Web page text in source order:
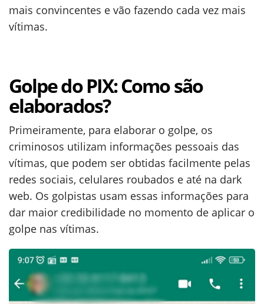
mais convincentes e vão fazendo cada vez mais
vítimas.
Golpe do PIX: Como são
elaborados?
Primeiramente, para elaborar o golpe, os
criminosos utilizam informações pessoais das
vítimas, que podem ser obtidas facilmente pelas
redes sociais, celulares roubados e até na dark
web. Os golpistas usam essas informações para
dar maior credibilidade no momento de aplicar o
golpe nas vítimas.